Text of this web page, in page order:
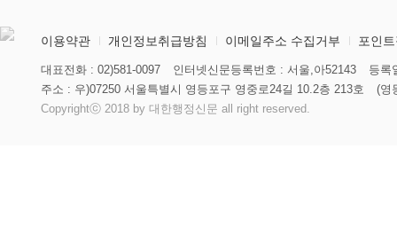
이용약관 개인정보취급방침 이메일주소 수집거부 포인
대표전화 : 02)581-0097 인터넷신문등록번호 : 서울,아52143
등록
주소 : 우)07250 서울특별시 영등포구 영중로24길 10.2층 213호
(영
Copyrightⓒ 2018 by 대한행정신문 all right reserved.